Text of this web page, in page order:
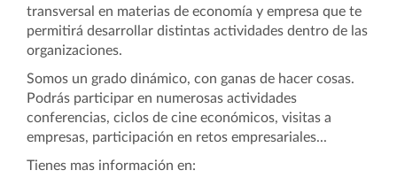
transversal en materias de economía y empresa que te
permitirá desarrollar distintas actividades dentro de las
organizaciones.
Somos un grado dinámico, con ganas de hacer cosas.
Podrás participar en numerosas actividades
conferencias, ciclos de cine económicos, visitas a
empresas, participación en retos empresariales...
Tienes mas información en: